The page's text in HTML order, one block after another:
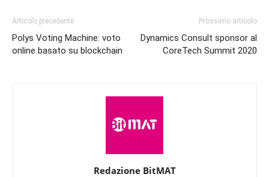
Articolo precedente
Polys Voting Machine: voto
online basato su blockchain
Prossimo articolo
Dynamics Consult sponsor al
CoreTech Summit 2020
Redazione BitMAT